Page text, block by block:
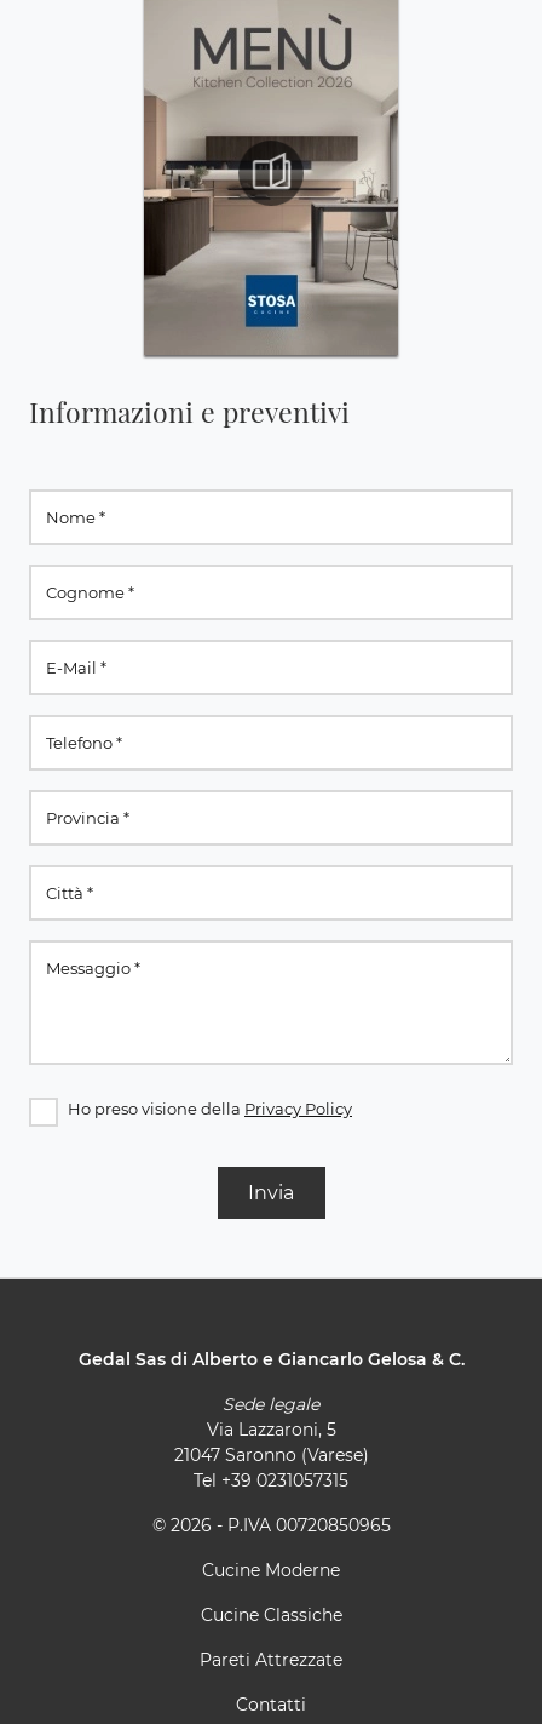
Informazioni e preventivi
Ho preso visione della Privacy Policy
Invia
Gedal Sas di Alberto e Giancarlo Gelosa & C.
Sede legale
Via Lazzaroni, 5
21047 Saronno (Varese)
Tel +39 0231057315
© 2026 - P.IVA 00720850965
Cucine Moderne
Cucine Classiche
Pareti Attrezzate
Contatti